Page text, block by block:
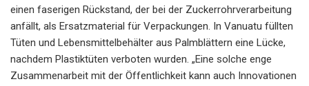
einen faserigen Rückstand, der bei der Zuckerrohrverarbeitung
anfällt, als Ersatzmaterial für Verpackungen. In Vanuatu füllten
Tüten und Lebensmittelbehälter aus Palmblättern eine Lücke,
nachdem Plastiktüten verboten wurden. „Eine solche enge
Zusammenarbeit mit der Öffentlichkeit kann auch Innovationen